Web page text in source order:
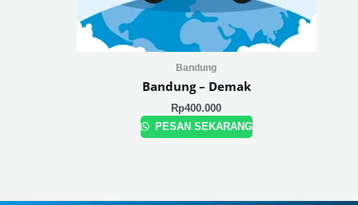
Bandung
Bandung – Demak
Rp400.000
PESAN SEKARANG